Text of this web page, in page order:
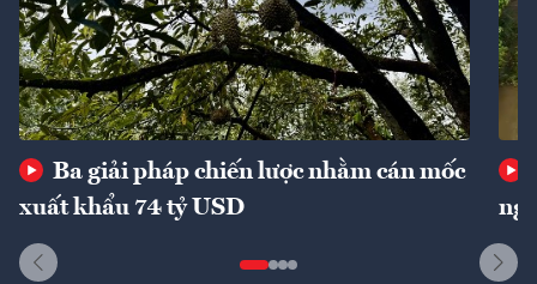
Ba giải pháp chiến lược nhằm cán mốc
xuất khẩu 74 tỷ USD